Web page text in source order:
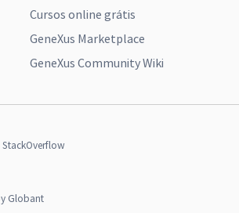
Cursos online grátis
GeneXus Marketplace
GeneXus Community Wiki
StackOverflow
Globant